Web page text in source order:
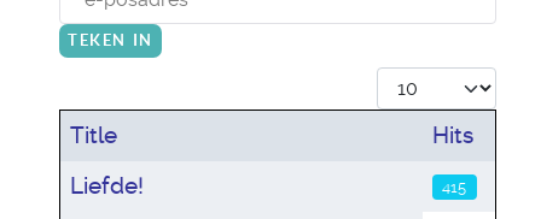
Display #
Articles
Title
Hits
Liefde!
415